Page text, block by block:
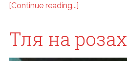
[Continue reading...]
Тля на розах